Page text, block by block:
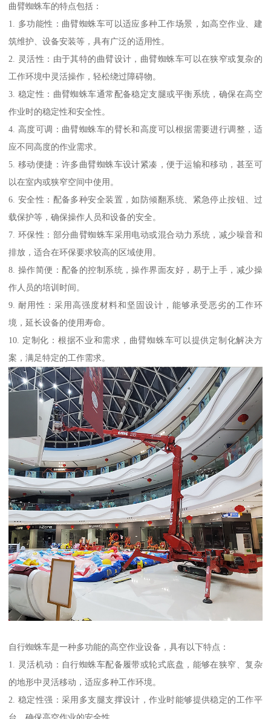
曲臂蜘蛛车的特点包括：
1. 多功能性：曲臂蜘蛛车可以适应多种工作场景，如高空作业、建
筑维护、设备安装等，具有广泛的适用性。
2. 灵活性：由于其特的曲臂设计，曲臂蜘蛛车可以在狭窄或复杂的
工作环境中灵活操作，轻松绕过障碍物。
3. 稳定性：曲臂蜘蛛车通常配备稳定支腿或平衡系统，确保在高空
作业时的稳定性和安全性。
4. 高度可调：曲臂蜘蛛车的臂长和高度可以根据需要进行调整，适
应不同高度的作业需求。
5. 移动便捷：许多曲臂蜘蛛车设计紧凑，便于运输和移动，甚至可
以在室内或狭窄空间中使用。
6. 安全性：配备多种安全装置，如防倾翻系统、紧急停止按钮、过
载保护等，确保操作人员和设备的安全。
7. 环保性：部分曲臂蜘蛛车采用电动或混合动力系统，减少噪音和
排放，适合在环保要求较高的区域使用。
8. 操作简便：配备的控制系统，操作界面友好，易于上手，减少操
作人员的培训时间。
9. 耐用性：采用高强度材料和坚固设计，能够承受恶劣的工作环
境，延长设备的使用寿命。
10. 定制化：根据不业和需求，曲臂蜘蛛车可以提供定制化解决方
案，满足特定的工作需求。
自行蜘蛛车是一种多功能的高空作业设备，具有以下特点：
1. 灵活机动：自行蜘蛛车配备履带或轮式底盘，能够在狭窄、复杂
的地形中灵活移动，适应多种工作环境。
2. 稳定性强：采用多支腿支撑设计，作业时能够提供稳定的工作平